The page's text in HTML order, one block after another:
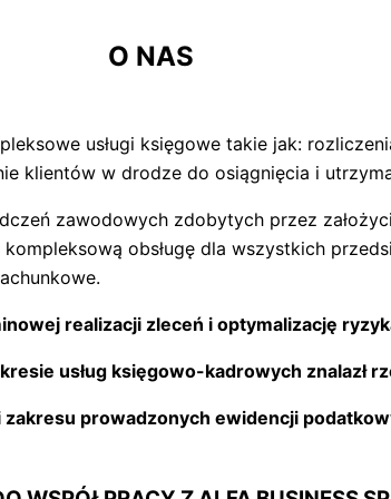
O NAS
usługi księgowe takie jak:
klientów w drodze do osiągnięcia i
zawodowych zdobytych przez
obsługę dla wszystkich
realizacji zleceń i optymalizację
usług księgowo-kadrowych znalazł
prowadzonych ewidencji